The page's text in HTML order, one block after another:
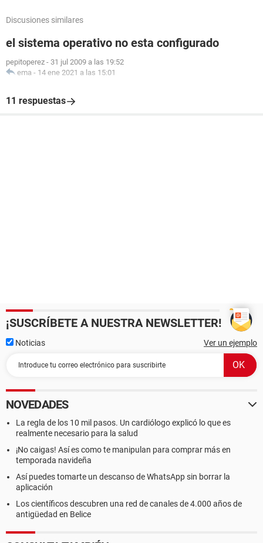
Discusiones similares
el sistema operativo no esta configurado
pepitoperez - 31 jul 2009 a las 19:52
ema - 14 ene 2021 a las 15:01
11 respuestas
¡SUSCRÍBETE A NUESTRA NEWSLETTER!
Noticias Ver un ejemplo
NOVEDADES
La regla de los 10 mil pasos. Un cardiólogo explicó lo que es
realmente necesario para la salud
¡No caigas! Así es como te manipulan para comprar más en
temporada navideña
Así puedes tomarte un descanso de WhatsApp sin borrar la
aplicación
Los científicos descubren una red de canales de 4.000 años de
antigüedad en Belice